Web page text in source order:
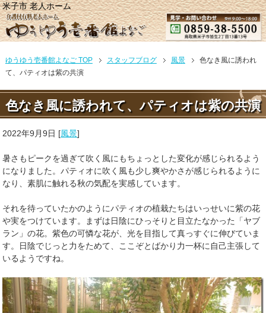
米子市 老人ホーム
ゆうゆう壱番館よなご TOP スタッフブログ 風景
色なき風に誘われ
て、パティオは紫の共演
色なき風に誘われて、パティオは紫の共演
2022年9月9日 [風景]
暑さもピークを過ぎて吹く風にもちょっとした変化が感じられるよう
になりました。パティオに吹く風も少し爽やかさが感じられるように
なり、素肌に触れる秋の気配を実感しています。
それを待っていたかのようにパティオの植栽たちはいっせいに紫の花
や実をつけています。まずは日陰にひっそりと目立たなかった「ヤブ
ラン」の花。紫色の可憐な花が、光を目指して真っすぐに伸びていま
す。日陰でじっと力をためて、ここぞとばかり力一杯に自己主張して
いるようですね。